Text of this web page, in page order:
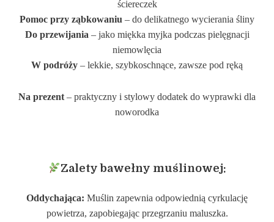
ściereczek
Pomoc przy ząbkowaniu – do delikatnego wycierania śliny
Do przewijania– jako miękka myjka podczas pielęgnacji
niemowlęcia
W podróży – lekkie, szybkoschnące, zawsze pod ręką
Na prezent– praktyczny i stylowy dodatek do wyprawki dla
noworodka
Zalety bawełny muślinowej:
Oddychająca: Muślin zapewnia odpowiednią cyrkulację
powietrza, zapobiegając przegrzaniu maluszka.